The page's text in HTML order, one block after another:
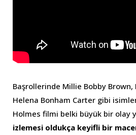
Başrollerinde Millie Bobby Brown,
Helena Bonham Carter gibi
Holmes filmi belki büyük bir olay
izlemesi oldukça keyifli bir